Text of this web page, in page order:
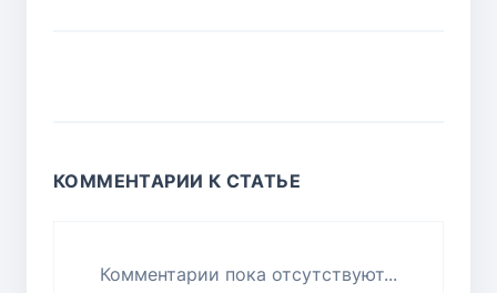
КОММЕНТАРИИ К СТАТЬЕ
Комментарии пока отсутствуют...